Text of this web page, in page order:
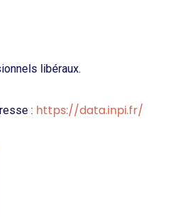
libéraux.
: https://data.inpi.fr/